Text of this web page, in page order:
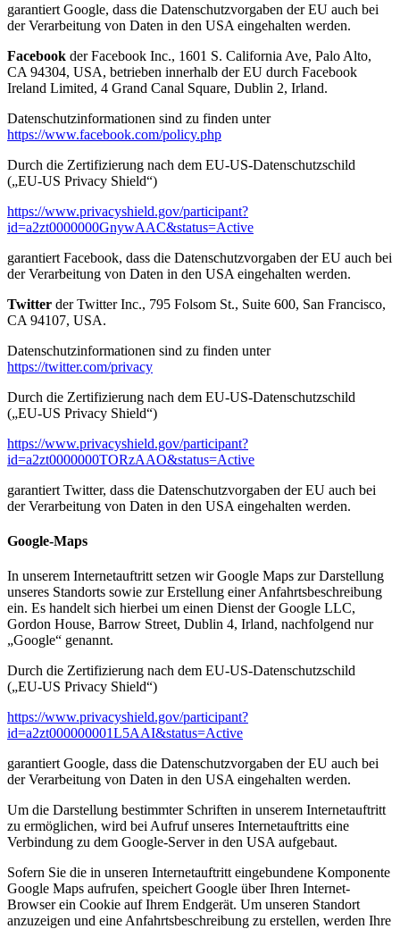
garantiert Google, dass die Datenschutzvorgaben der EU auch bei
der Verarbeitung von Daten in den USA eingehalten werden.
Facebook der Facebook Inc., 1601 S. California Ave, Palo Alto,
CA 94304, USA, betrieben innerhalb der EU durch Facebook
Ireland Limited, 4 Grand Canal Square, Dublin 2, Irland.
Datenschutzinformationen sind zu finden unter
https://www.facebook.com/policy.php
Durch die Zertifizierung nach dem EU-US-Datenschutzschild
(„EU-US Privacy Shield“)
https://www.privacyshield.gov/participant?
id=a2zt0000000GnywAAC&status=Active
garantiert Facebook, dass die Datenschutzvorgaben der EU auch bei
der Verarbeitung von Daten in den USA eingehalten werden.
Twitter der Twitter Inc., 795 Folsom St., Suite 600, San Francisco,
CA 94107, USA.
Datenschutzinformationen sind zu finden unter
https://twitter.com/privacy
Durch die Zertifizierung nach dem EU-US-Datenschutzschild
(„EU-US Privacy Shield“)
https://www.privacyshield.gov/participant?
id=a2zt0000000TORzAAO&status=Active
garantiert Twitter, dass die Datenschutzvorgaben der EU auch bei
der Verarbeitung von Daten in den USA eingehalten werden.
Google-Maps
In unserem Internetauftritt setzen wir Google Maps zur Darstellung
unseres Standorts sowie zur Erstellung einer Anfahrtsbeschreibung
ein. Es handelt sich hierbei um einen Dienst der Google LLC,
Gordon House, Barrow Street, Dublin 4, Irland, nachfolgend nur
„Google“ genannt.
Durch die Zertifizierung nach dem EU-US-Datenschutzschild
(„EU-US Privacy Shield“)
https://www.privacyshield.gov/participant?
id=a2zt000000001L5AAI&status=Active
garantiert Google, dass die Datenschutzvorgaben der EU auch bei
der Verarbeitung von Daten in den USA eingehalten werden.
Um die Darstellung bestimmter Schriften in unserem Internetauftritt
zu ermöglichen, wird bei Aufruf unseres Internetauftritts eine
Verbindung zu dem Google-Server in den USA aufgebaut.
Sofern Sie die in unseren Internetauftritt eingebundene Komponente
Google Maps aufrufen, speichert Google über Ihren Internet-
Browser ein Cookie auf Ihrem Endgerät. Um unseren Standort
anzuzeigen und eine Anfahrtsbeschreibung zu erstellen, werden Ihre